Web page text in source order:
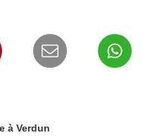
à Verdun